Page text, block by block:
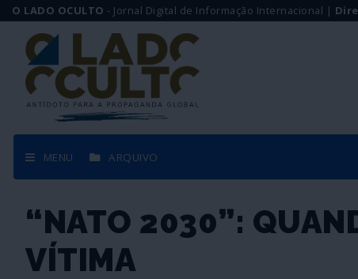
O LADO OCULTO - Jornal Digital de Informação Internacional |
MENU ARQUIVO
“NATO 2030”:
VÍTIMA